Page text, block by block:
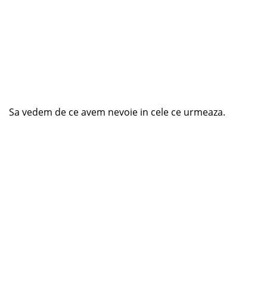
Sa vedem de ce avem nevoie in cele ce urmeaza.